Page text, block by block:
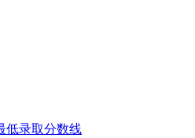
低录取分数线